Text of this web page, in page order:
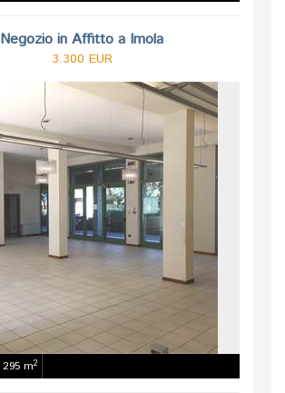
Negozio in Affitto a Imola
3.300 EUR
295 m2